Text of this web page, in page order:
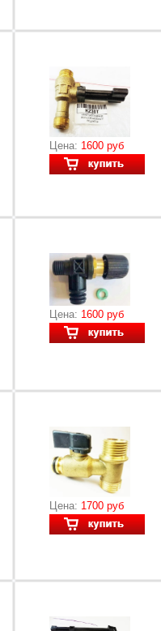
Цена: 1600 руб
Цена: 1600 руб
Цена: 1700 руб